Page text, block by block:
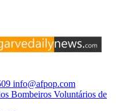
info@afpop.com
Bombeiros Voluntários de